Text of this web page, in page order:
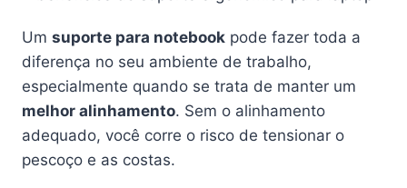
Um suporte para notebook pode fazer toda a
diferença no seu ambiente de trabalho,
especialmente quando se trata de manter um
melhor alinhamento. Sem o alinhamento
adequado, você corre o risco de tensionar o
pescoço e as costas.